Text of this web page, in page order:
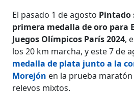
El pasado 1 de agosto Pintado
primera medalla de oro para
Juegos Olímpicos París 2024,
los 20 km marcha, y este 7 de
medalla de plata junto a la
Morejón en la prueba
relevos mixtos.